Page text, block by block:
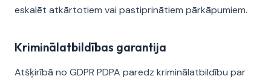
eskalēt atkārtotiem vai pastiprinātiem pārkāpumiem.
Kriminālatbildības garantija
Atšķirībā no GDPR PDPA paredz kriminālatbildību par